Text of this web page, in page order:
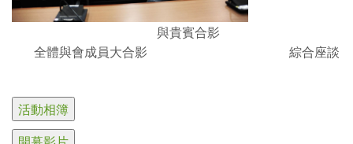
與貴賓合影
全體與會成員大合影 綜合座談